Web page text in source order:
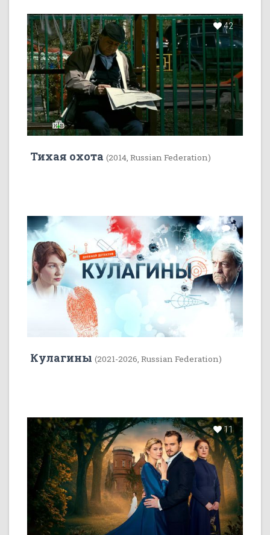
42
Тихая охота (2014, Russian Federation)
22 5
Кулагины (2021-2026, Russian Federation)
11